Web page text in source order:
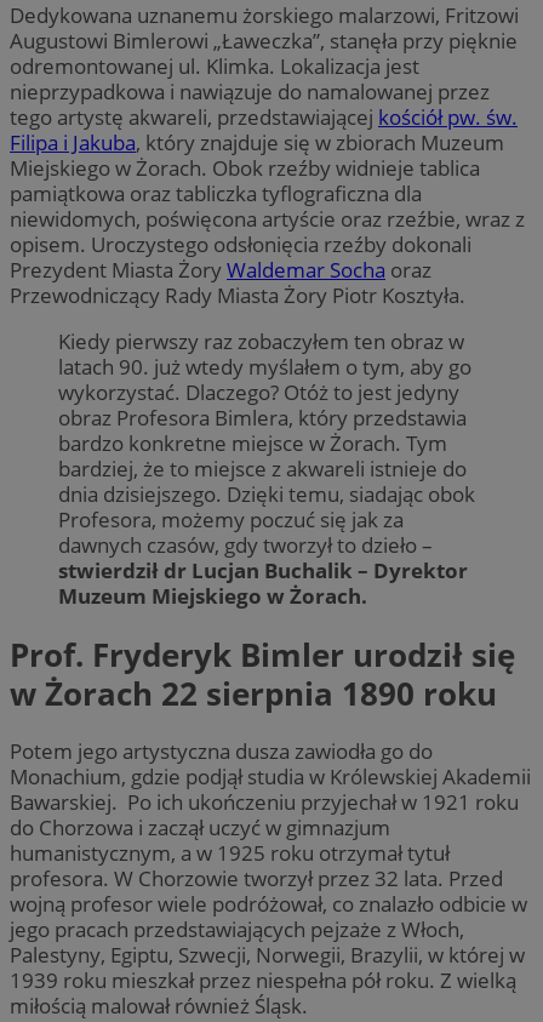
Dedykowana uznanemu żorskiego malarzowi, Fritzowi
Augustowi Bimlerowi „Ławeczka”, stanęła przy pięknie
odremontowanej ul. Klimka. Lokalizacja jest
nieprzypadkowa i nawiązuje do namalowanej przez
tego artystę akwareli, przedstawiającej kościół pw. św.
Filipa i Jakuba, który znajduje się w zbiorach Muzeum
Miejskiego w Żorach. Obok rzeźby widnieje tablica
pamiątkowa oraz tabliczka tyflograficzna dla
niewidomych, poświęcona artyście oraz rzeźbie, wraz z
opisem. Uroczystego odsłonięcia rzeźby dokonali
Prezydent Miasta ŻoryWaldemar Socha oraz
Przewodniczący Rady Miasta Żory Piotr Kosztyła.
Kiedy pierwszy raz zobaczyłem ten obraz w
latach 90. już wtedy myślałem o tym, aby go
wykorzystać. Dlaczego? Otóż to jest jedyny
obraz Profesora Bimlera, który przedstawia
bardzo konkretne miejsce w Żorach. Tym
bardziej, że to miejsce z akwareli istnieje do
dnia dzisiejszego. Dzięki temu, siadając obok
Profesora, możemy poczuć się jak za
dawnych czasów, gdy tworzył to dzieło –
stwierdził dr Lucjan Buchalik – Dyrektor
Muzeum Miejskiego w Żorach.
Prof. Fryderyk Bimler urodził się
w Żorach 22 sierpnia 1890 roku
Potem jego artystyczna dusza zawiodła go do
Monachium, gdzie podjął studia w Królewskiej Akademii
Bawarskiej. Po ich ukończeniu przyjechał w 1921 roku
do Chorzowa i zaczął uczyć w gimnazjum
humanistycznym, a w 1925 roku otrzymał tytuł
profesora. W Chorzowie tworzył przez 32 lata. Przed
wojną profesor wiele podróżował, co znalazło odbicie w
jego pracach przedstawiających pejzaże z Włoch,
Palestyny, Egiptu, Szwecji, Norwegii, Brazylii, w której w
1939 roku mieszkał przez niespełna pół roku. Z wielką
miłością malował również Śląsk.